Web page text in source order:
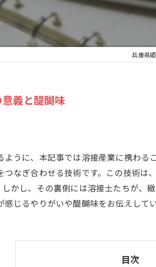
兵庫県
義と醍醐味
うに、本記事では溶接産業に携わ
なぎ合わせる技術です。この技術
かし、その裏側には溶接士たちが
じるやりがいや醍醐味をお伝えしてい
目次